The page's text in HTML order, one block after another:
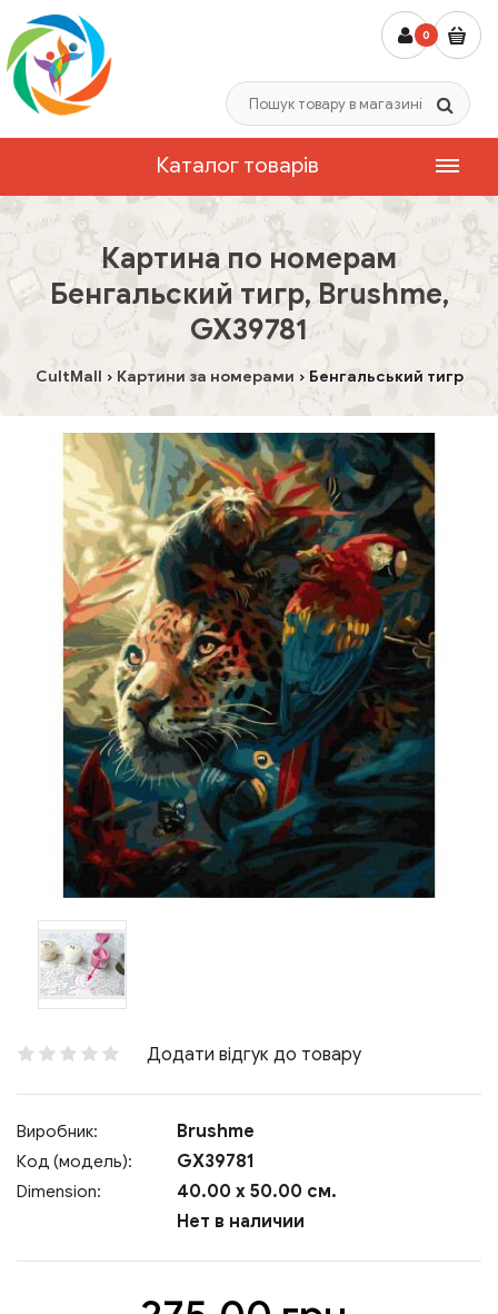
0
Каталог товарів
Картина по номерам
Бенгальский тигр, Brushme,
GX39781
CultMall Картини за номерами Бенгальський тигр
Додати відгук до товару
Виробник: Brushme
Код (модель): GX39781
Dimension:
40.00 x 50.00 см.
Нет в наличии